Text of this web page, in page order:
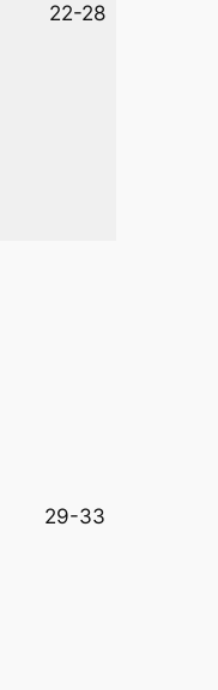
22-28
29-33